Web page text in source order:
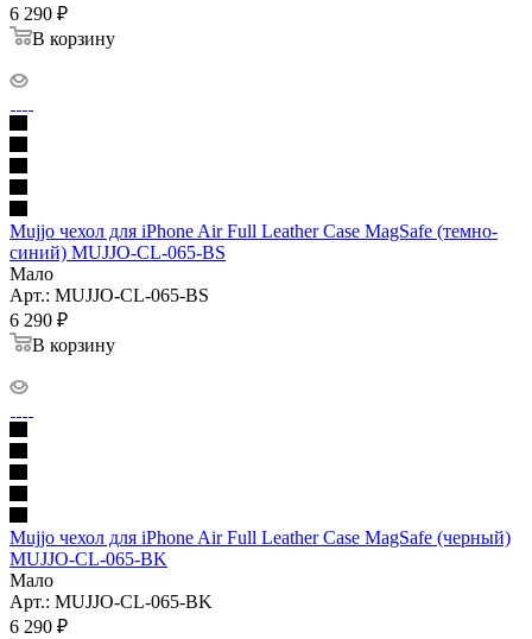
6 290 ₽
В корзину
Mujjo чехол для iPhone Air Full Leather Case MagSafe (темно-
синий) MUJJO-CL-065-BS
Мало
Арт.: MUJJO-CL-065-BS
6 290 ₽
В корзину
Mujjo чехол для iPhone Air Full Leather Case MagSafe (черный)
MUJJO-CL-065-BK
Мало
Арт.: MUJJO-CL-065-BK
6 290 ₽